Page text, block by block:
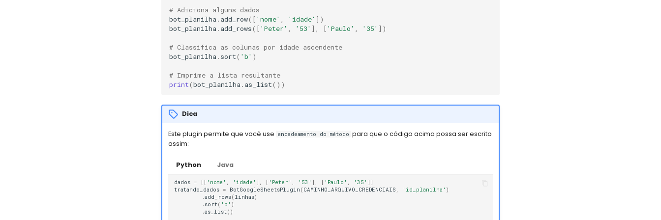
# Adiciona alguns dados
bot_planilha. add_row([ 'nome' , 'idade' ])
bot_planilha. add_rows([ 'Peter' , '53' ], [ 'Paulo' , '35' ])
# Classifica as colunas por idade ascendente
bot_planilha. sort( 'b' )
# Imprime a lista resultante
print(bot_planilha. as_list())
Dica
Este plugin permite que você use encadeamento do método para que o código acima possa ser escrito
assim:
Python Java
dados = [[ 'nome' , 'idade' ], [ 'Peter' , '53' ], [ 'Paulo' , '35' ]]
tratando_dados = BotGoogleSheetsPlugin ( CAMINHO_ARQUIVO_CREDENCIAIS , 'id_planilha' )
.add_rows( linhas)
. sort( 'b' )
.as_list()